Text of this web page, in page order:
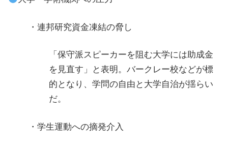
・連邦研究資金凍結の脅し
「保守派スピーカーを阻む大学には助成金
を見直す」と表明。バークレー校などが標
的となり、学問の自由と大学自治が揺らい
だ。
・学生運動への摘発介入